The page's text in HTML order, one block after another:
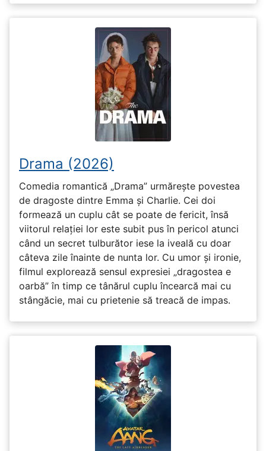
Drama (2026)
Comedia romantică „Drama” urmărește povestea
de dragoste dintre Emma și Charlie. Cei doi
formează un cuplu cât se poate de fericit, însă
viitorul relației lor este subit pus în pericol atunci
când un secret tulburător iese la iveală cu doar
câteva zile înainte de nunta lor. Cu umor și ironie,
filmul explorează sensul expresiei „dragostea e
oarbă” în timp ce tânărul cuplu încearcă mai cu
stângăcie, mai cu prietenie să treacă de impas.